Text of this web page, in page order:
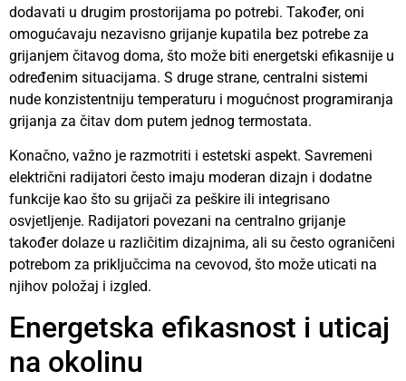
dodavati u drugim prostorijama po potrebi. Također, oni
omogućavaju nezavisno grijanje kupatila bez potrebe za
grijanjem čitavog doma, što može biti energetski efikasnije u
određenim situacijama. S druge strane, centralni sistemi
nude konzistentniju temperaturu i mogućnost programiranja
grijanja za čitav dom putem jednog termostata.
Konačno, važno je razmotriti i estetski aspekt. Savremeni
električni radijatori često imaju moderan dizajn i dodatne
funkcije kao što su grijači za peškire ili integrisano
osvjetljenje. Radijatori povezani na centralno grijanje
također dolaze u različitim dizajnima, ali su često ograničeni
potrebom za priključcima na cevovod, što može uticati na
njihov položaj i izgled.
Energetska efikasnost i uticaj
na okolinu